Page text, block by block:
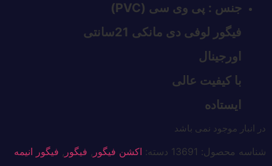
جنس : پی وی سی (PVC)
فیگور لوفی دی مانکی 21سانتی
اورجینال
با کیفیت عالی
ایستاده
در انبار موجود نمی باشد
شناسه محصول: 13691 دسته: اکشن فیگور فیگور فیگور انیمه